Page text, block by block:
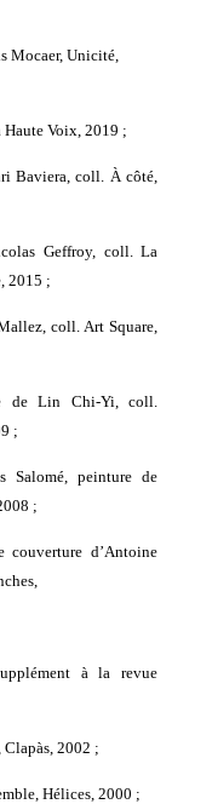
Mocaer, Unicité,
Voix, 2019 ;
Baviera,coll. Àcôté,
Geffroy, coll. La
2015 ;
coll. Art Square,
de Lin Chi-Yi, coll.
;
Salomé, peinture de
;
couverture d’Antoine
à la revue
2002 ;
Hélices, 2000 ;